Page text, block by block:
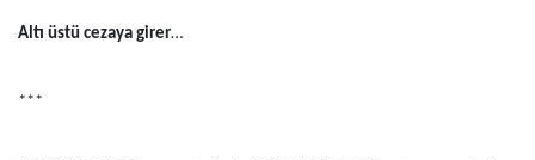
Altı üstü cezaya girer…
***